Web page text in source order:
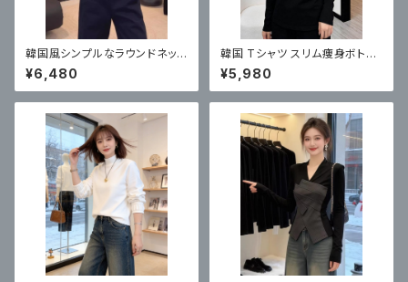
韓国風シンプルなラウンドネック
長袖ニット
¥6,480
韓国 Tシャツ スリム痩身ボトシ
ャツトップ
¥5,980